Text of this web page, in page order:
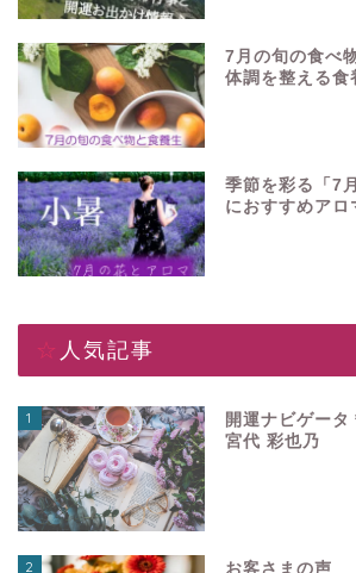
7月の旬の食べ
体調を整える食
季節を彩る「7
におすすめアロ
☆人気記事
1
開運ナビゲー
宮代 彩也乃
2 お客さまの声